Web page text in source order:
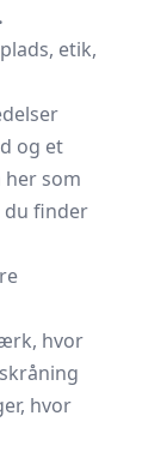
etik,
og et
her som
du finder
hvor
hvor